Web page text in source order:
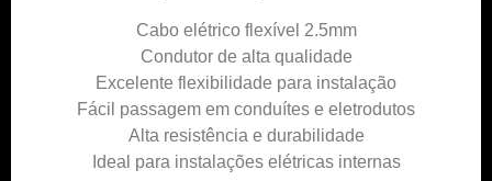
Cabo elétrico flexível 2.5mm
Condutor de alta qualidade
Excelente flexibilidade para instalação
Fácil passagem em conduítes e eletrodutos
Alta resistência e durabilidade
Ideal para instalações elétricas internas